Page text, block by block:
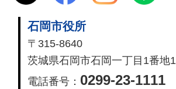
石岡市役所
〒315-8640
茨城県石岡市石岡一丁目1番地1
電話番号： 0299-23-1111